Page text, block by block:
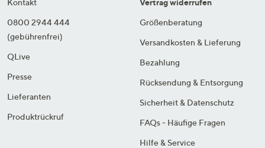
0800 2944 444
(gebührenfrei)
QLive
Presse
Lieferanten
Produktrückruf
Größenberatung
Versandkosten & Lieferung
Bezahlung
Rücksendung & Entsorgung
Sicherheit & Datenschutz
FAQs - Häufige Fragen
Hilfe & Service